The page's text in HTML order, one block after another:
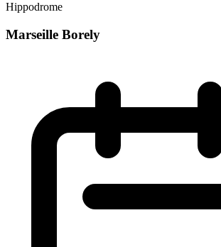
Hippodrome
Marseille Borely